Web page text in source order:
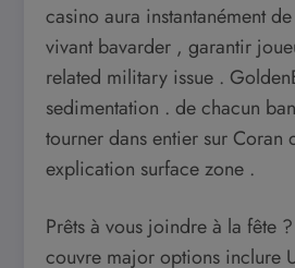
casino aura instantanément
vivant bavarder , garantir
related military issue .
sedimentation . de chacun
tourner dans entier sur
explication surface zone .
Prêts à vous joindre à la fête
couvre major options inclure